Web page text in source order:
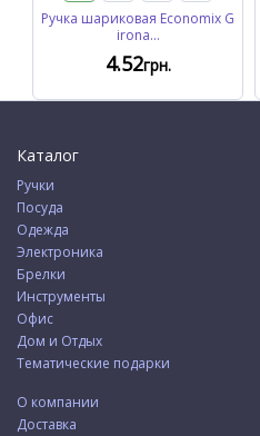
Ручка шариковая Economix G
irona...
4.52грн.
Каталог
Ручки
Посуда
Одежда
Электроника
Брелки
Инструменты
Офис
Дом и Отдых
Тематические подарки
О компании
Доставка